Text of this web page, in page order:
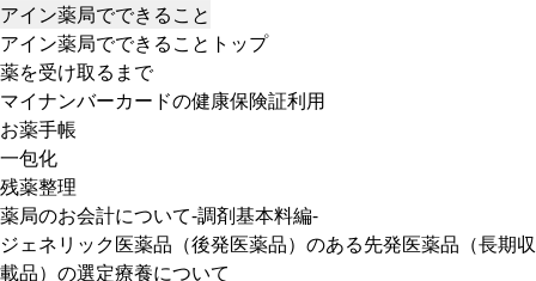
アイン薬局でできること
アイン薬局でできることトップ
薬を受け取るまで
マイナンバーカードの健康保険証利用
お薬手帳
一包化
残薬整理
薬局のお会計について-調剤基本料編-
ジェネリック医薬品（後発医薬品）のある先発医薬品（長期収
載品）の選定療養について